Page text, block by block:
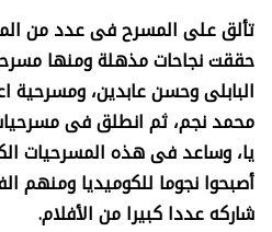
تألق على المسرح فى عدد من
حققت نجاحات مذهلة ومنها
البابلى وحسن عابدين، ومسرحية
محمد نجم، ثم انطلق فى
يا، وساعد فى هذه المسرحيات
أصبحوا نجوما للكوميديا ومنهم
شاركه عددا كبيرا من الأفلام.